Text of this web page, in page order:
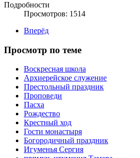
Подробности
Просмотров: 1514
Вперёд
Просмотр по теме
Воскресная школа
Архиерейское служение
Престольный праздник
Проповеди
Пасха
Рождество
Крестный ход
Гости монастыря
Богородичный праздник
Игуменья Сергия